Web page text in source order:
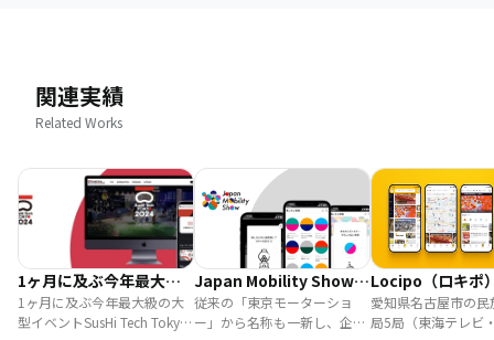
関連実績
Related Works
1ヶ月に及ぶ今年最大級
の大型イベントSusHi
Tech Tokyo 2024を
1ヶ月に及ぶ今年最大級の大
型イベントSusHi Tech Tokyo
Japan Mobility Show
2023
従来の「東京モーターショ
ー」から名称も一新し、企業
Locipo（ロキポ
愛知県名古屋市の民
局5局（東海テレビ